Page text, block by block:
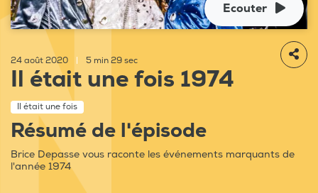
Ecouter
24 août 2020 5 min 29 sec
Il était une fois 1974
Il était une fois
Résumé de l'épisode
Brice Depasse vous raconte les événements marquants de
l'année 1974